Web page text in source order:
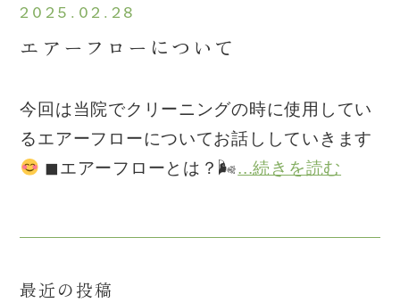
2025.02.28
エアーフローについて
今回は当院でクリーニングの時に使用してい
るエアーフローについてお話ししていきます
◼︎エアーフローとは？🌬...続きを読む
最近の投稿